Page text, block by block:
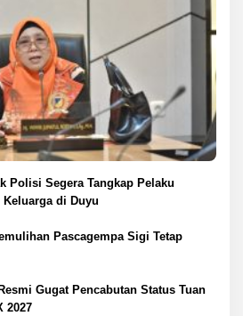
Polisi Segera Tangkap Pelaku
di Duyu
Pascagempa Sigi Tetap
Gugat Pencabutan Status Tuan
2027